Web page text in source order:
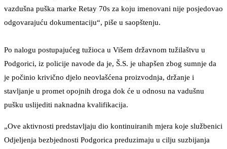
vazdušna puška marke Retay 70s za koju imenovani nije posjedovao
odgovarajuću dokumentaciju“, piše u saopštenju.
Po nalogu postupajućeg tužioca u Višem državnom tužilaštvu u
Podgorici, iz policije navode da je, Š.S. je uhapšen zbog sumnje da
je počinio krivično djelo neovlašćena proizvodnja, držanje i
stavljanje u promet opojnih droga dok će u odnosu na vadušnu
pušku uslijediti naknadna kvalifikacija.
„Ove aktivnosti predstavljaju dio kontinuiranih mjera koje službenici
Odjeljenja bezbjednosti Podgorica preduzimaju u cilju suzbijanja